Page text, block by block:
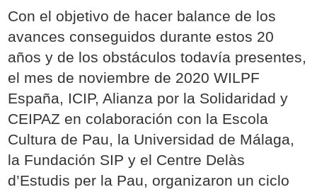
Con el objetivo de hacer balance de los
avances conseguidos durante estos 20
años y de los obstáculos todavía presentes,
el mes de noviembre de 2020 WILPF
España, ICIP, Alianza por la Solidaridad y
CEIPAZ en colaboración con la Escola
Cultura de Pau, la Universidad de Málaga,
la Fundación SIP y el Centre Delàs
d’Estudis per la Pau, organizaron un ciclo